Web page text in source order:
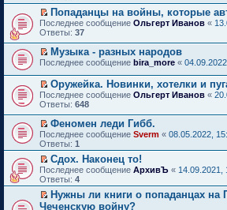
и
ю
о
б
щ
е
и
ю
о
м
у
с
о
о
б
е
н
и
ю
т
а
н
н
о
м
у
с
о
о
б
е
н
и
ю
р
о
ч
и
т
а
н
н
о
м
у
с
о
о
б
щ
е
н
и
ю
у
н
е
р
о
ч
и
т
а
н
н
о
м
у
с
о
о
б
щ
е
е
р
в
м
у
н
е
п
р
о
ч
и
т
а
н
н
о
м
у
с
й
т
и
п
е
р
в
о
м
у
н
е
п
р
о
ч
и
т
а
н
П
е
е
й
т
и
к
п
е
р
в
о
м
у
н
е
п
р
о
Попаданцы на войны, которые
Последнее сообщение Ольгерт Иванов «
Ответы: 37
П
р
е
й
т
и
к
п
е
р
в
о
м
у
Музыка - разных народов
Последнее сообщение bira_more «
П
е
е
т
и
к
п
е
р
в
о
Оружейка. Новинки, хотелки и
Последнее сообщение Ольгерт Иванов «
Ответы: 648
П
е
р
е
й
т
и
к
п
Феномен леди Гибб.
Последнее сообщение Sverm « 08.05.2022,
Ответы: 1
П
е
р
е
й
Сдох. Наконец то!
Последнее сообщение АрхивЪ « 14.09.2021,
Ответы: 4
П
Нужны ли книги о попаданцах на
Чеченскую войну?